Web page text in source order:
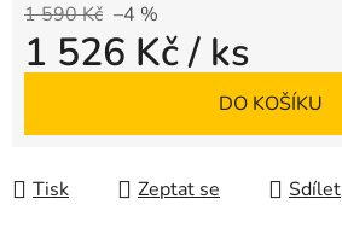
1 590 Kč –4 %
1 526 Kč/ ks
DO KOŠÍKU
Tisk Zeptat se Sdílet